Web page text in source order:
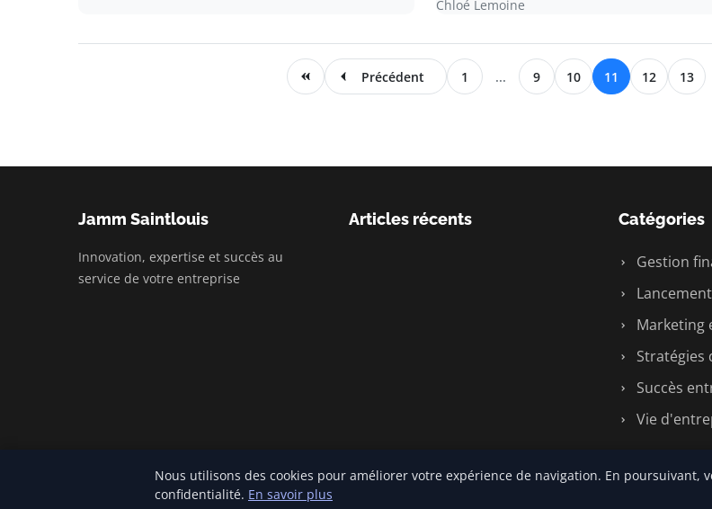
Chloé Lemoine
Précédent 1 ... 9 10 11 12 13
Jamm Saintlouis
Innovation, expertise et succès au
service de votre entreprise
Articles récents Catégories
Gestion
Marketing
Stratégies
Succès
Vie
© 2026 Jamm Saintlouis. Tous droits réservés.
Nous utilisons des cookies pour améliorer votre expérience de navigation. En poursuivant,
confidentialité. En savoir plus